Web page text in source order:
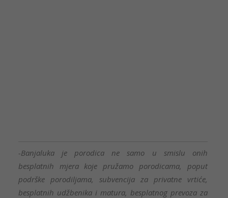
-Banjaluka je porodica ne samo u smislu onih
besplatnih mjera koje pružamo porodicama, poput
podrške porodiljama, subvencija za privatne vrtiće,
besplatnih udžbenika i matura, besplatnog prevoza za